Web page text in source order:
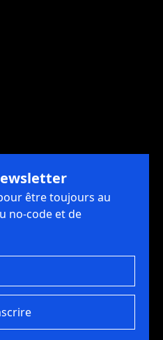
être toujours au
no-code et de